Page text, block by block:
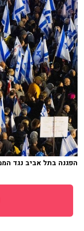
הפגנה בתל אביב נגד